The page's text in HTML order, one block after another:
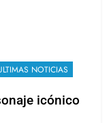
NOTICIAS
icónico